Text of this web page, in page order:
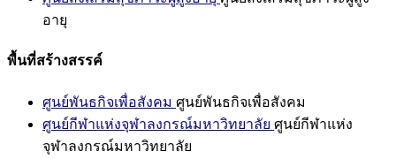
อายุ
พื้นที่สร้างสรรค์
ศูนย์พันธกิจเพื่อสังคม ศูนย์พันธกิจเพื่อสังคม
ศูนย์กีฬาแห่งจุฬาลงกรณ์มหาวิทยาลัย ศูนย์กีฬาแห่ง
จุฬาลงกรณ์มหาวิทยาลัย